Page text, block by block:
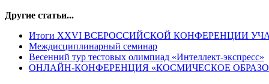
Другие статьи...
Итоги XXVI ВСЕРОССИЙСКОЙ КОНФЕРЕНЦИИ
Междисциплинарный семинар
Весенний тур тестовых олимпиад «Интеллект-экспресс»
ОНЛАЙН-КОНФЕРЕНЦИЯ «КОСМИЧЕСКОЕ